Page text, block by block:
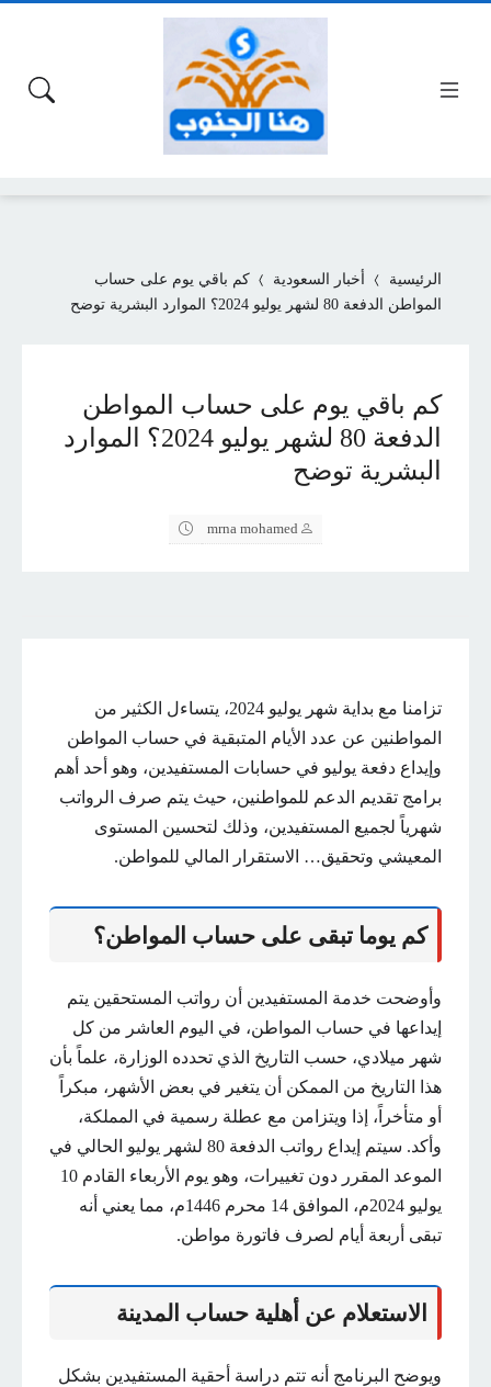
الرئيسية أخبار السعودية
كم باقي يوم على حساب
المواطن الدفعة 80 لشهر يوليو 2024؟ الموارد البشرية توضح
كم باقي يوم على حساب المواطن
الدفعة 80 لشهر يوليو 2024؟ الموارد
البشرية توضح
mrna mohamed
تزامنا مع بداية شهر يوليو 2024، يتساءل الكثير من
المواطنين عن عدد الأيام المتبقية في حساب المواطن
وإيداع دفعة يوليو في حسابات المستفيدين، وهو أحد أهم
برامج تقديم الدعم للمواطنين، حيث يتم صرف الرواتب
شهرياً لجميع المستفيدين، وذلك لتحسين المستوى
المعيشي وتحقيق… الاستقرار المالي للمواطن.
كم يوما تبقى على حساب المواطن؟
وأوضحت خدمة المستفيدين أن رواتب المستحقين يتم
إيداعها في حساب المواطن، في اليوم العاشر من كل
شهر ميلادي، حسب التاريخ الذي تحدده الوزارة، علماً بأن
هذا التاريخ من الممكن أن يتغير في بعض الأشهر، مبكراً
أو متأخراً، إذا ويتزامن مع عطلة رسمية في المملكة،
وأكد. سيتم إيداع رواتب الدفعة 80 لشهر يوليو الحالي في
الموعد المقرر دون تغييرات، وهو يوم الأربعاء القادم 10
يوليو 2024م، الموافق 14 محرم 1446م، مما يعني أنه
تبقى أربعة أيام لصرف فاتورة مواطن.
الاستعلام عن أهلية حساب المدينة
ويوضح البرنامج أنه تتم دراسة أحقية المستفيدين بشكل